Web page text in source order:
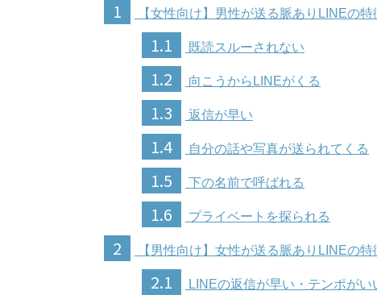
1
【女性向け】男性が送る脈ありLINEの特
1.1 既読スルーされない
1.2 向こうからLINEがくる
1.3 返信が早い
1.4 自分の話や写真が送られてくる
1.5 下の名前で呼ばれる
1.6 プライベートを探られる
2 【男性向け】女性が送る脈ありLINEの特
2.1 LINEの返信が早い・テンポがい